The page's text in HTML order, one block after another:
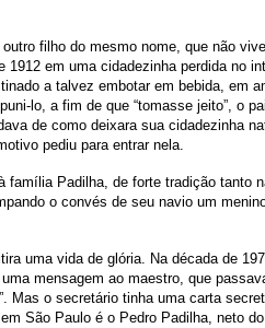
filho do mesmo nome, que não
em uma cidadezinha perdida no
a talvez embotar em bebida, em
lo, a fim de que “tomasse jeito”, o
de como deixara sua cidadezinha
pediu para entrar nela.
família Padilha, de forte tradição tanto
o convés de seu navio um
uma vida de glória. Na década de
mensagem ao maestro, que
o secretário tinha uma carta
São Paulo é o Pedro Padilha, neto